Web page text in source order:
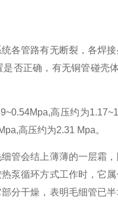
各管路有无断裂，各焊
否正确，有无铜管碰壳体
高压约为
高压约为2.31 Mpa。
管会结上薄薄的一层霜
泵循环方式工作时，它
分干燥，表明毛细管已半